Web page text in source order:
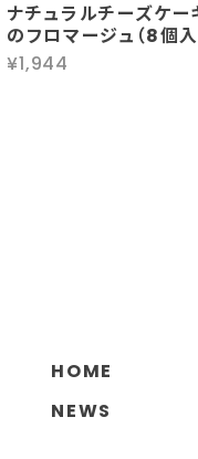
ナチュラルチーズケ
のフロマージュ（8個入
¥1,944
HOME
NEWS